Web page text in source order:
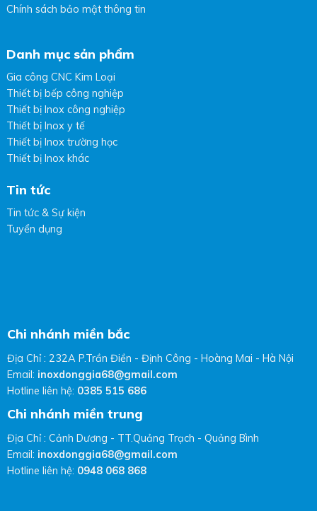
Chính sách bảo mật thông tin
Danh mục sản phẩm
Gia công CNC Kim Loại
Thiết bị bếp công nghiệp
Thiết bị Inox công nghiệp
Thiết bị Inox y tế
Thiết bị Inox trường học
Thiết bị Inox khác
Tin tức
Tin tức & Sự kiện
Tuyển dụng
Chi nhánh miền bắc
Địa Chỉ : 232A P.Trần Điền - Định Công - Hoàng Mai - Hà Nội
Email: inoxdonggia68@gmail.com
Hotline liên hệ: 0385 515 686
Chi nhánh miền trung
Địa Chỉ : Cảnh Dương - TT.Quảng Trạch - Quảng Bình
Email: inoxdonggia68@gmail.com
Hotline liên hệ: 0948 068 868